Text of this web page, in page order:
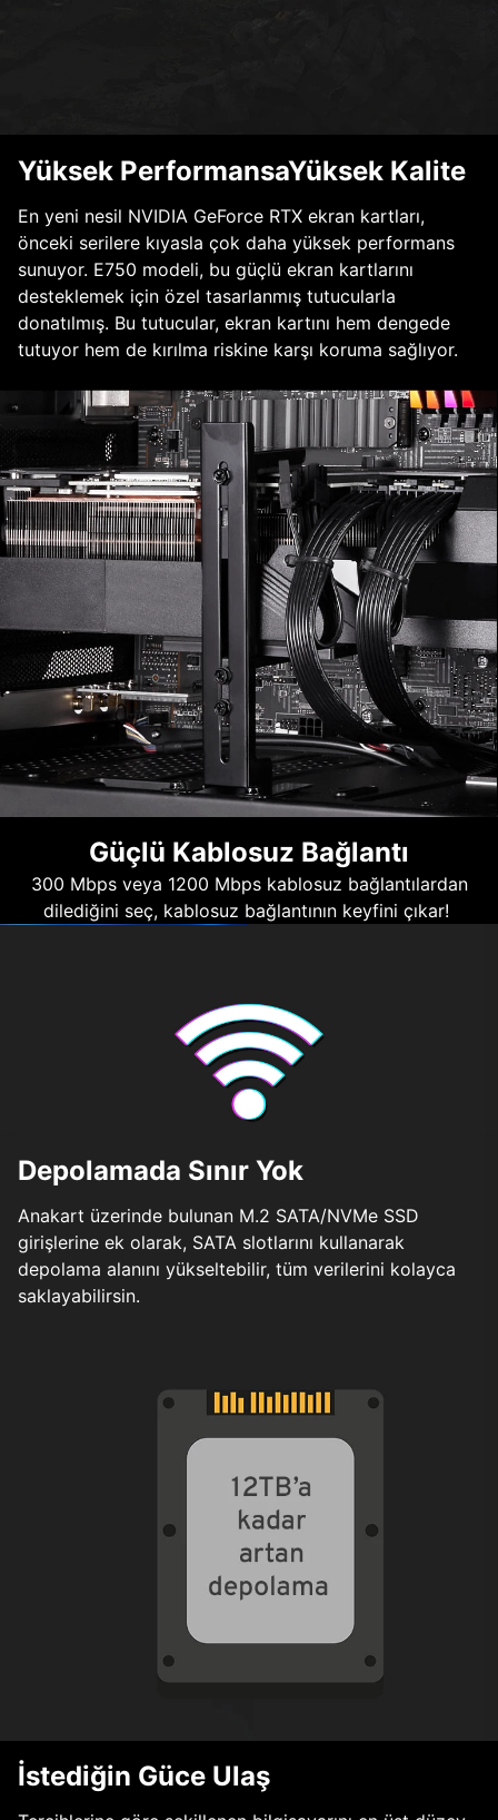
Yüksek PerformansaYüksek Kalite
En yeni nesil NVIDIA GeForce RTX ekran kartları,
önceki serilere kıyasla çok daha yüksek performans
sunuyor. E750 modeli, bu güçlü ekran kartlarını
desteklemek için özel tasarlanmış tutucularla
donatılmış. Bu tutucular, ekran kartını hem dengede
tutuyor hem de kırılma riskine karşı koruma sağlıyor.
Güçlü Kablosuz Bağlantı
300 Mbps veya 1200 Mbps kablosuz bağlantılardan
dilediğini seç, kablosuz bağlantının keyfini çıkar!
Depolamada Sınır Yok
Anakart üzerinde bulunan M.2 SATA/NVMe SSD
girişlerine ek olarak, SATA slotlarını kullanarak
depolama alanını yükseltebilir, tüm verilerini kolayca
saklayabilirsin.
İstediğin Güce Ulaş